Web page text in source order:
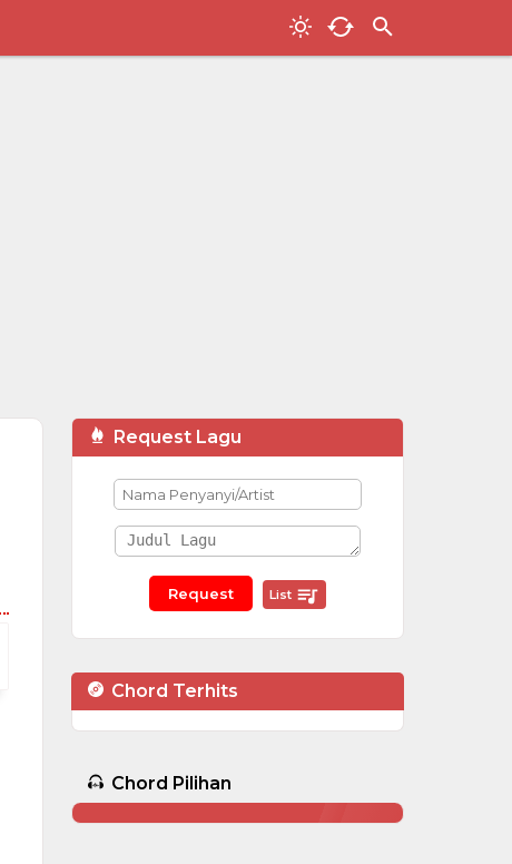
Request Lagu
List
Chord Terhits
Chord Pilihan